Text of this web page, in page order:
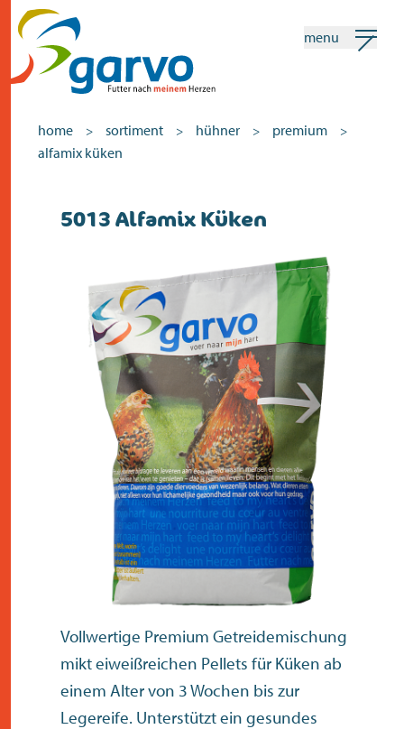
home
sortiment
geschäfte
neuigkeiten
kontakt
menu
home > sortiment > hühner > premium >
alfamix küken
5013 Alfamix Küken
Vollwertige Premium Getreidemischung
mikt eiweißreichen Pellets für Küken ab
einem Alter von 3 Wochen bis zur
Legereife. Unterstützt ein gesundes